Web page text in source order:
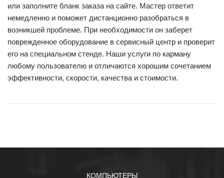
или заполните бланк заказа на сайте. Мастер ответит
немедленно и поможет дистанционно разобраться в
возникшей проблеме. При необходимости он заберет
поврежденное оборудование в сервисный центр и проверит
его на специальном стенде. Наши услуги по карману
любому пользователю и отличаются хорошим сочетанием
эффективности, скорости, качества и стоимости.
КОМПЬЮТЕРЫ